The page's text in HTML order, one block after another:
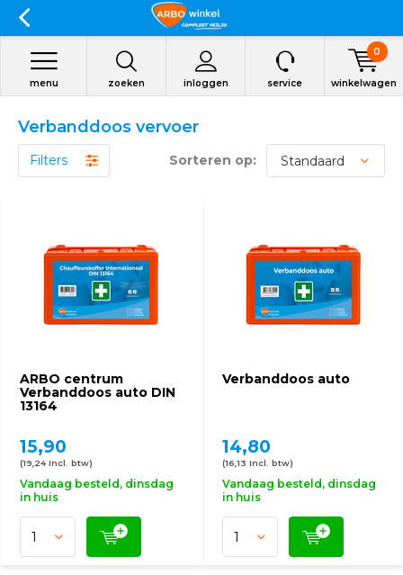
zoeken inloggen
menu service winkelwagen
0
Verbanddoos vervoer
Filters Sorteren op:
ARBO centrum
Verbanddoos auto DIN
13164
15,90
(19,24 Incl. btw)
Vandaag besteld, dinsdag
in huis
Verbanddoos auto
14,80
(16,13 Incl. btw)
Vandaag besteld, dinsdag
in huis